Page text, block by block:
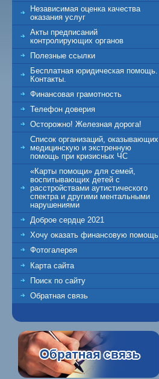
Независимая оценка качества
оказания услуг
Акты предписаний
контролирующих органов
Полезные ссылки
Бесплатная юридическая помощь.
Контакты.
Финансовая грамотность
Телефон доверия
Осторожно! Железная дорога!
Список организаций, оказывающих
медицинскую и экстренную
помощь при кризисных ЧС
«Карты помощи» для семей,
воспитывающих детей с
расстройствами аутистического
спектра и другими ментальными
нарушениями
Доброе сердце 2021
Хочу оказать финансовую помощь
Фотогалерея
Карта сайта
Поиск по сайту
Обратная связь